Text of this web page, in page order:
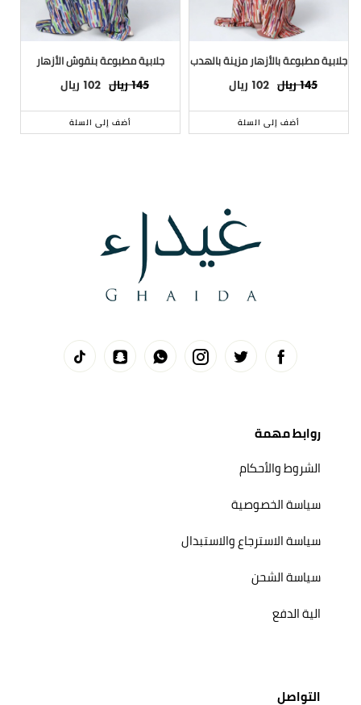
جلابية مطبوعة بنقوش الأزهار
ريال145 ريال 102
أضف إلى السلة
جلابية مطبوعة بالأزهار مزينة بالهدب
ريال145 ريال 102
أضف إلى السلة
روابط مهمة
الشروط والأحكام
سياسة الخصوصية
سياسة الاسترجاع والاستبدال
سياسة الشحن
الية الدفع
التواصل